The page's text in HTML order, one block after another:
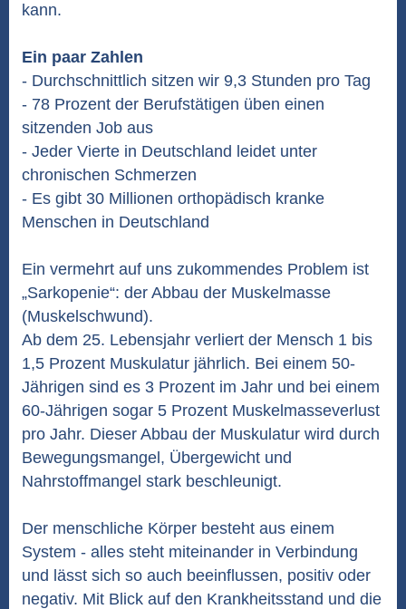
kann.
Ein paar Zahlen
- Durchschnittlich sitzen wir 9,3 Stunden pro Tag
- 78 Prozent der Berufstätigen üben einen
sitzenden Job aus
- Jeder Vierte in Deutschland leidet unter
chronischen Schmerzen
- Es gibt 30 Millionen orthopädisch kranke
Menschen in Deutschland
Ein vermehrt auf uns zukommendes Problem ist
„Sarkopenie“: der Abbau der Muskelmasse
(Muskelschwund).
Ab dem 25. Lebensjahr verliert der Mensch 1 bis
1,5 Prozent Muskulatur jährlich. Bei einem 50-
Jährigen sind es 3 Prozent im Jahr und bei einem
60-Jährigen sogar 5 Prozent Muskelmasseverlust
pro Jahr. Dieser Abbau der Muskulatur wird durch
Bewegungsmangel, Übergewicht und
Nahrstoffmangel stark beschleunigt.
Der menschliche Körper besteht aus einem
System - alles steht miteinander in Verbindung
und lässt sich so auch beeinflussen, positiv oder
negativ. Mit Blick auf den Krankheitsstand und die